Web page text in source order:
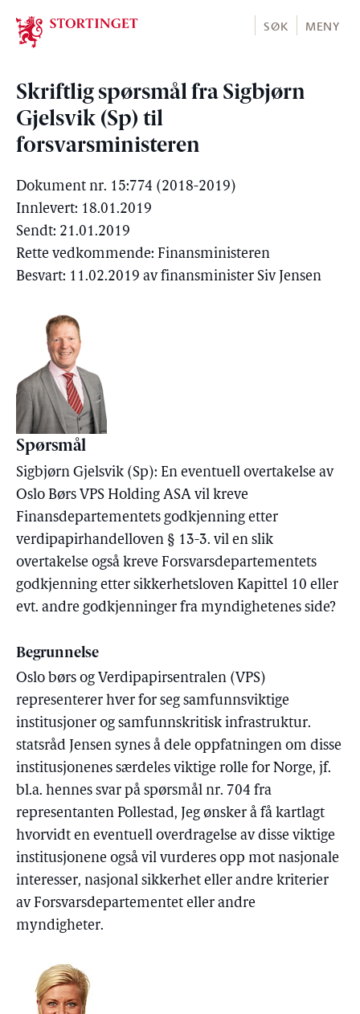
Stortinget.no
SØK MENY
Skriftlig spørsmål fra Sigbjørn
Gjelsvik (Sp) til
forsvarsministeren
Dokument nr. 15:774 (2018-2019)
Innlevert: 18.01.2019
Sendt: 21.01.2019
Rette vedkommende: Finansministeren
Besvart: 11.02.2019 av finansminister Siv Jensen
Spørsmål
Sigbjørn Gjelsvik (Sp): En eventuell overtakelse av
Oslo Børs VPS Holding ASA vil kreve
Finansdepartementets godkjenning etter
verdipapirhandelloven § 13-3. vil en slik
overtakelse også kreve Forsvarsdepartementets
godkjenning etter sikkerhetsloven Kapittel 10 eller
evt. andre godkjenninger fra myndighetenes side?
Begrunnelse
Oslo børs og Verdipapirsentralen (VPS)
representerer hver for seg samfunnsviktige
institusjoner og samfunnskritisk infrastruktur.
statsråd Jensen synes å dele oppfatningen om disse
institusjonenes særdeles viktige rolle for Norge, jf.
bl.a. hennes svar på spørsmål nr. 704 fra
representanten Pollestad, Jeg ønsker å få kartlagt
hvorvidt en eventuell overdragelse av disse viktige
institusjonene også vil vurderes opp mot nasjonale
interesser, nasjonal sikkerhet eller andre kriterier
av Forsvarsdepartementet eller andre
myndigheter.